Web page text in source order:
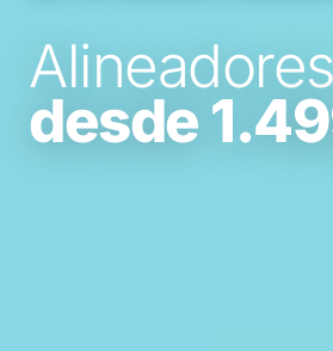
Alineadores
desde